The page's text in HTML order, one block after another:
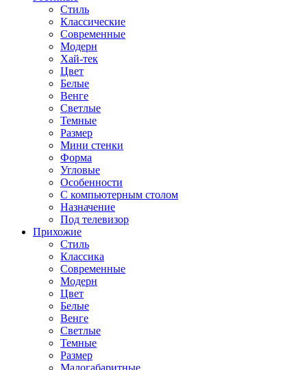
Стиль
Классические
Современные
Модерн
Хай-тек
Цвет
Белые
Венге
Светлые
Темные
Размер
Мини стенки
Форма
Угловые
Особенности
С компьютерным столом
Назначение
Под телевизор
Прихожие
Стиль
Классика
Современные
Модерн
Цвет
Белые
Венге
Светлые
Темные
Размер
Малогабаритные